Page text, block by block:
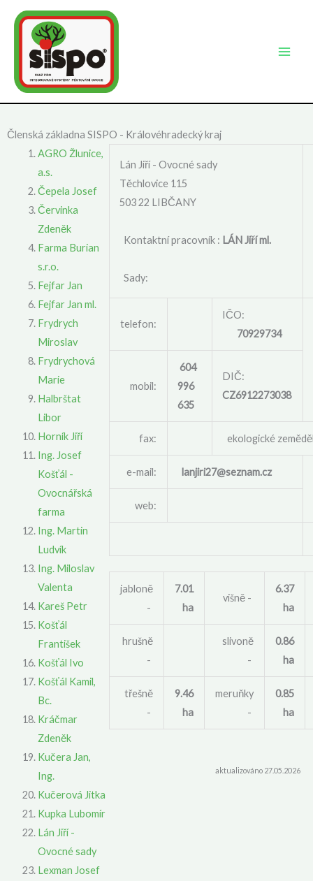
Přeskočit
Členská základna SISPO - Královéhradecký kraj
AGRO Žlunice,
a.s.
Čepela Josef
Červinka
Zdeněk
Farma Burian
s.r.o.
Fejfar Jan
Fejfar Jan ml.
Frydrych
Miroslav
Frydrychová
Marie
Halbrštat
Libor
Horník Jiří
Ing. Josef
Košťál -
Ovocnářská
farma
Ing. Martin
Ludvík
Ing. Miloslav
Valenta
Kareš Petr
Košťál
František
Košťál Ivo
Košťál Kamil,
Bc.
Kráčmar
Zdeněk
Kučera Jan,
Ing.
Kučerová Jitka
Kupka Lubomír
Lán Jiří -
Ovocné sady
Lexman Josef
Lán Jiří - Ovocné sady
Těchlovice 115
503 22 LIBČANY
Kontaktní pracovník : LÁN Jiří ml.
Sady:
telefon:
IČO:
70929734
mobil:
604
996
635
DIČ:
CZ6912273038
fax: ekologické
e-mail: lanjiri27@seznam.cz
web:
jabloně
-
7.01
ha
višně -
6.37
ha
hrušně
-
slivoně
-
0.86
ha
třešně
-
9.46
ha
meruňky
-
0.85
ha
aktualizováno 27.05.2026